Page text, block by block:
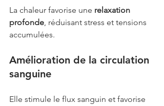
La chaleur favorise une relaxation
profonde, réduisant stress et tensions
accumulées.
Amélioration de la circulation
sanguine
Elle stimule le flux sanguin et favorise